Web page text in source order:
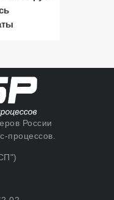
России
процессов.